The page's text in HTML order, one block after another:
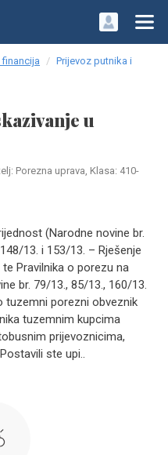
Prijevoz putnika i
u
Porezna uprava, Klasa: 410-
(Narodne novine br.
13. i 153/13. – Rješenje
Pravilnika o porezu na
br. 79/13., 85/13., 160/13.
tuzemni porezni obveznik
tuzemnim kupcima
prijevoznicima,
ste upi..